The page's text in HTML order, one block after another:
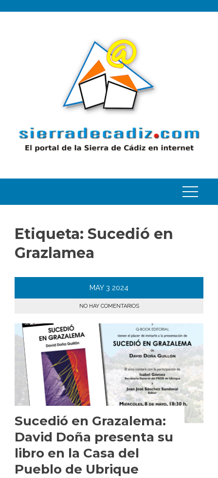
Etiqueta: Sucedió en
Grazlamea
MAY 3 2024
NO HAY COMENTARIOS
Sucedió en Grazalema:
David Doña presenta su
libro en la Casa del
Pueblo de Ubrique